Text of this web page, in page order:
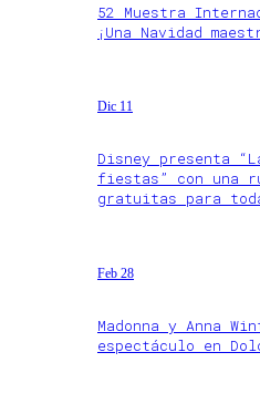
52 Muestra
¡Una Navidad
Dic 11
Disney presenta
fiestas” con una
gratuitas para
Feb 28
Madonna y Anna
espectáculo en